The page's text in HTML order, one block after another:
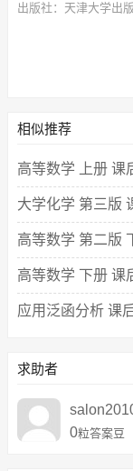
出版社：天津大学出
相似推荐
高等数学 上册 课
大学化学 第三版
高等数学 第二版
高等数学 下册 课
应用泛函分析 课
求助者
0粒答案豆